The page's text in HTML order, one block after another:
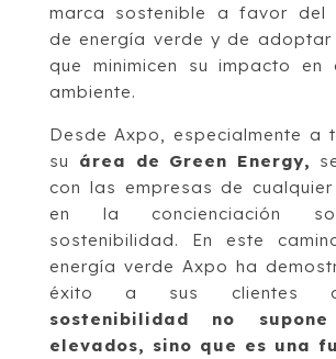
marca sostenible a favor del
de energía verde y de adoptar
que minimicen su impacto en
ambiente.
Desde Axpo, especialmente a
su área de Green Energy,
con las empresas de cualquier
en la concienciación
sostenibilidad. En este
energía verde Axpo ha
éxito a sus clientes
sostenibilidad no
elevados, sino que es una